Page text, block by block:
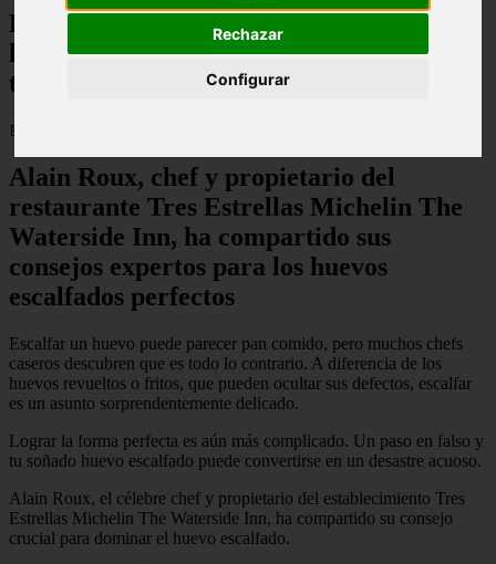
Rechazar
Configurar
El ingenioso ingrediente del chef para los
huevos escalfados perfectos - y ya está en
tu alacena
📅 04/10/2025
Alain Roux, chef y propietario del
restaurante Tres Estrellas Michelin The
Waterside Inn, ha compartido sus
consejos expertos para los huevos
escalfados perfectos
Escalfar un huevo puede parecer pan comido, pero muchos chefs
caseros descubren que es todo lo contrario. A diferencia de los
huevos revueltos o fritos, que pueden ocultar sus defectos, escalfar
es un asunto sorprendentemente delicado.
Lograr la forma perfecta es aún más complicado. Un paso en falso y
tu soñado huevo escalfado puede convertirse en un desastre acuoso.
Alain Roux, el célebre chef y propietario del establecimiento Tres
Estrellas Michelin The Waterside Inn, ha compartido su consejo
crucial para dominar el huevo escalfado.